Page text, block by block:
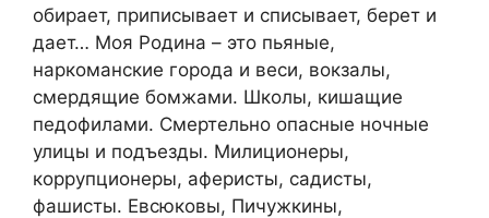
обирает, приписывает и списывает, берет и
дает… Моя Родина – это пьяные,
наркоманские города и веси, вокзалы,
смердящие бомжами. Школы, кишащие
педофилами. Смертельно опасные ночные
улицы и подъезды. Милиционеры,
коррупционеры, аферисты, садисты,
фашисты. Евсюковы, Пичужкины,